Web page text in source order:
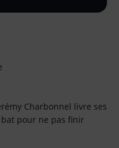
Charbonnel livre ses
pour ne pas finir